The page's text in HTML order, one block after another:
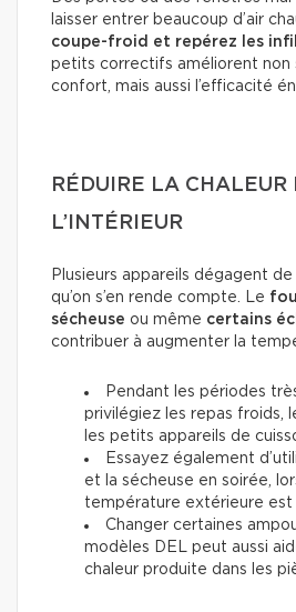
laisser entrer beaucoup d’air
coupe-froid et repérez les
petits correctifs améliorent non
confort, mais aussi l’efficacité
RÉDUIRE LA CHALEUR
L’INTÉRIEUR
Plusieurs appareils dégagent de
qu’on s’en rende compte. Le
sécheuse ou même certains
contribuer à augmenter la
Pendant les périodes
privilégiez les repas froids,
les petits appareils de
Essayez également
et la sécheuse en soirée,
température extérieure est
Changer certaines
modèles DEL peut aussi
chaleur produite dans les